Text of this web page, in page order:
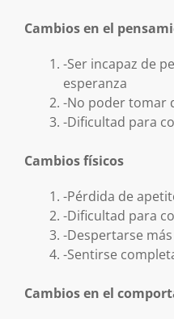
Cambios en el
-Ser incapaz de
esperanza
-No poder tomar
-Dificultad para
Cambios físicos
-Pérdida de
-Dificultad para
-Despertarse
-Sentirse
Cambios en el